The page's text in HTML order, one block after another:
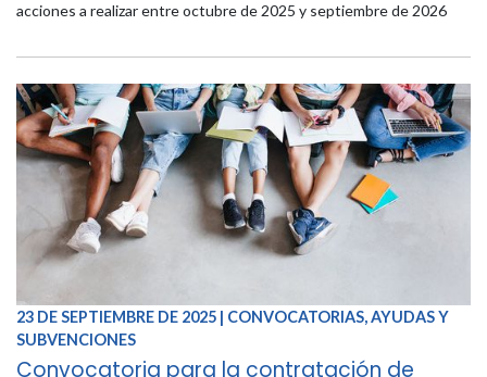
acciones a realizar entre octubre de 2025 y septiembre de 2026
23 DE SEPTIEMBRE DE 2025 | CONVOCATORIAS, AYUDAS Y
SUBVENCIONES
Convocatoria para la contratación de